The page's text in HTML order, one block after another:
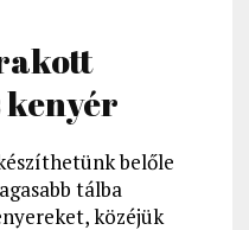
belőle
tálba
közéjük